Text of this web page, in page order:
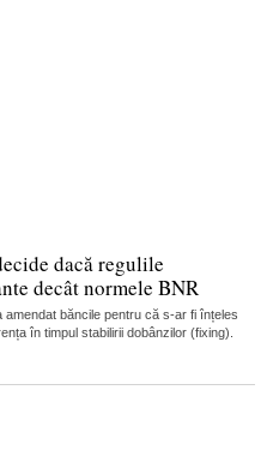
dacă regulile
decât normele BNR
băncile pentru că s-ar fi înțeles
în timpul stabilirii dobânzilor (fixing).